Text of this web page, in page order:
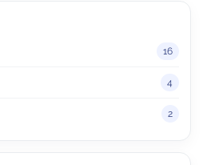
16
4
2